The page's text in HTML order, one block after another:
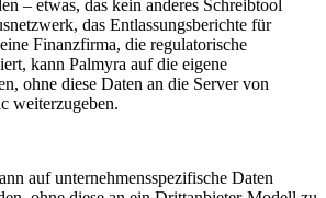
– etwas, das kein anderes Schreibtool
das Entlassungsberichte für
Finanzfirma, die regulatorische
kann Palmyra auf die eigene
ohne diese Daten an die Server von
weiterzugeben.
auf unternehmensspezifische Daten